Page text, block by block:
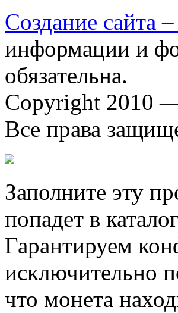
Создание сайта –
информации и
обязательна.
Copyright 2010
Все права
Заполните эту
попадет в
Гарантируем
исключительно
что монета